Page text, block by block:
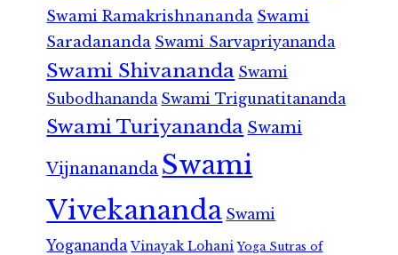
Swami Ramakrishnananda Swami
Saradananda Swami Sarvapriyananda
Swami Shivananda Swami
Subodhananda Swami Trigunatitananda
Swami Turiyananda Swami
Vijnanananda Swami
Vivekananda Swami
Yogananda Vinayak Lohani Yoga Sutras of